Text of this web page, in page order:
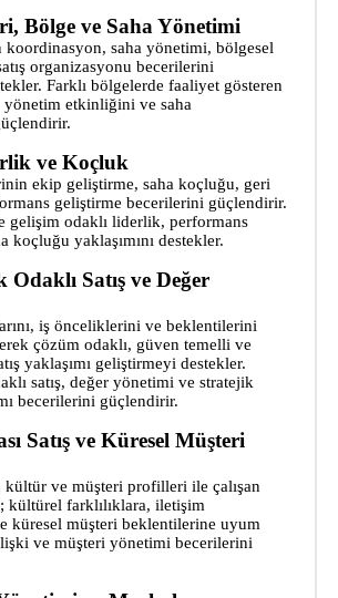
Bölge ve Saha Yönetimi
koordinasyon, saha yönetimi, bölgesel
organizasyonu becerilerini
Farklı bölgelerde faaliyet gösteren
yönetim etkinliğini ve saha
ve Koçluk
ekip geliştirme, saha koçluğu, geri
geliştirme becerilerini güçlendirir.
gelişim odaklı liderlik, performans
koçluğu yaklaşımını destekler.
Odaklı Satış ve Değer
iş önceliklerini ve beklentilerini
çözüm odaklı, güven temelli ve
yaklaşımı geliştirmeyi destekler.
satış, değer yönetimi ve stratejik
becerilerini güçlendirir.
Satış ve Küresel Müşteri
kültür ve müşteri profilleri ile çalışan
kültürel farklılıklara, iletişim
küresel müşteri beklentilerine uyum
ve müşteri yönetimi becerilerini